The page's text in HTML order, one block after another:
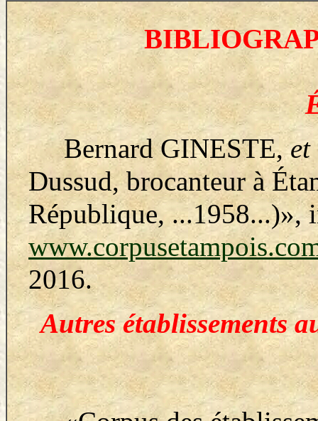
Bernard GINESTE,
Dussud, brocanteur à
République, ...1958...)»,
2016.
Autres établissements